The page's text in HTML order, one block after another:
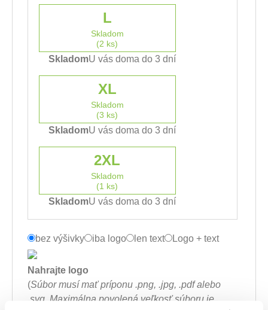
L
Skladom
(2 ks)
SkladomU vás doma do 3 dní
XL
Skladom
(3 ks)
SkladomU vás doma do 3 dní
2XL
Skladom
(1 ks)
SkladomU vás doma do 3 dní
bez výšivky iba logo len text Logo + text
Nahrajte logo
(Súbor musí mať príponu .png, .jpg, .pdf alebo
.svg. Maximálna povolená veľkosť súboru je